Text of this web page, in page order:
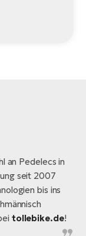
an Pedelecs in
seit 2007
bis ins
tollebike.de!